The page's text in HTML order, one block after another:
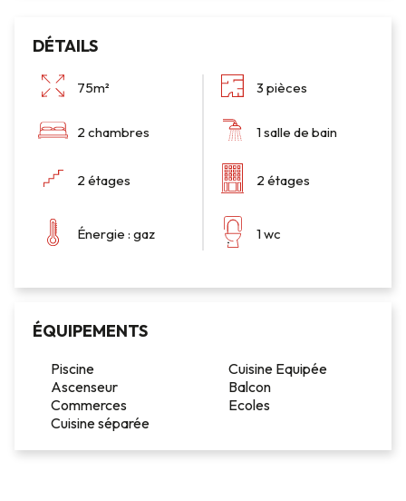
DÉTAILS
75m² 3 pièces
2 chambres 1 salle de bain
2 étages 2 étages
Énergie : gaz 1 wc
ÉQUIPEMENTS
Piscine
Cuisine Equipée
Ascenseur
Balcon
Commerces
Ecoles
Cuisine séparée